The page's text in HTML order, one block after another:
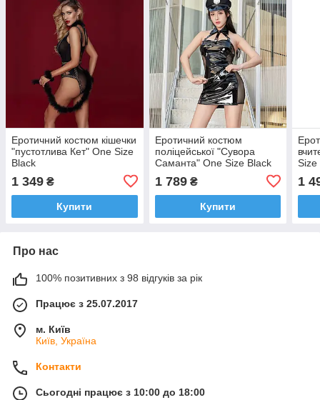
Еротичний костюм кішечки
"пустотлива Кет" One Size
Black
1 349 ₴
Купити
Еротичний костюм
поліцейської "Сувора
Саманта" One Size Black
1 789₴
Купити
Size
1
Про нас
100% позитивних з 98 відгуків за рік
Працює з 25.07.2017
м. Київ
Київ, Україна
Контакти
Сьогодні працює з 10:00 до 18:00